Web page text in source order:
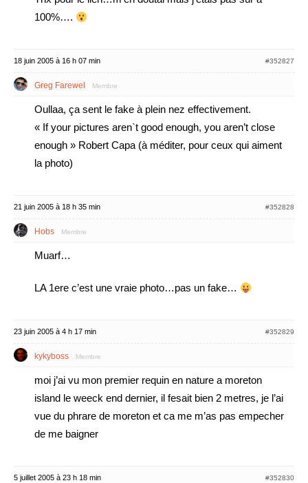
100%….
18 juin 2005 à 16 h 07 min #352827
Greg Farewel Membre
Oullaa, ça sent le fake à plein nez effectivement.
« If your pictures aren`t good enough, you aren’t close
enough » Robert Capa (à méditer, pour ceux qui aiment
la photo)
21 juin 2005 à 18 h 35 min #352828
Hobs Membre
Muarf…
LA 1ere c’est une vraie photo…pas un fake…
23 juin 2005 à 4 h 17 min #352829
kykyboss Membre
moi j’ai vu mon premier requin en nature a moreton
island le weeck end dernier, il fesait bien 2 metres, je l’ai
vue du phrare de moreton et ca me m’as pas empecher
de me baigner
5 juillet 2005 à 23 h 18 min #352830